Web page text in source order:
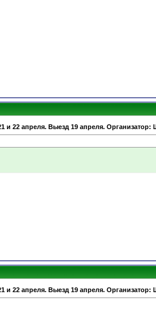
и 22 апреля. Выезд 19 апреля. Организатор:
и 22 апреля. Выезд 19 апреля. Организатор: